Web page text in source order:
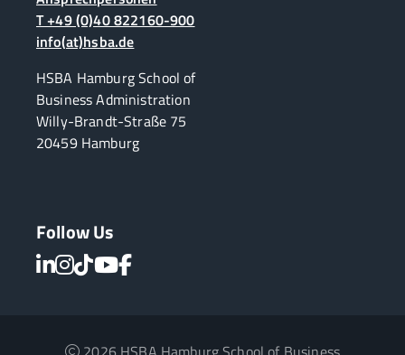
T +49 (0)40 822160-900
info(at)hsba.de
HSBA Hamburg School of
Business Administration
Willy-Brandt-Straße 75
20459 Hamburg
Follow Us